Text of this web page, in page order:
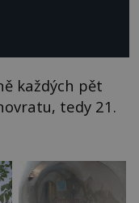
každých pět
tedy 21.